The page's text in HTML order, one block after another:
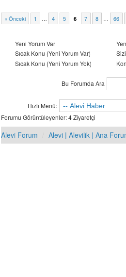
« Önceki 1 … 4 5 6 7 8 … 66
Yeni Yorum Var
Sıcak Konu (Yeni Yorum Var)
Sıcak Konu (Yeni Yorum Yok)
Bu Forumda Ara
Hızlı Menü:
Forumu Görüntüleyenler: 4 Ziyaretçi
Alevi Forum Alevi | Alevilik | Ana